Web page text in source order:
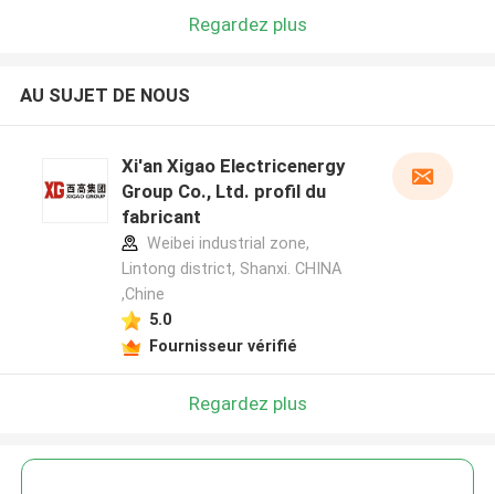
Regardez plus
AU SUJET DE NOUS
Xi'an Xigao Electricenergy
Group Co., Ltd. profil du
fabricant
Weibei industrial zone,
Lintong district, Shanxi. CHINA
,Chine
5.0
Fournisseur vérifié
Regardez plus